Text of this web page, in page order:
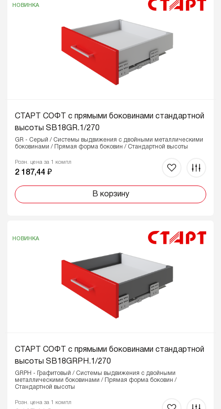
Системы выдвижения СТАРТ успешно прошли
Испытательном центре BOYARD ДНК
. Они имеют
подтверждённые технические характеристики и репутацию
надёжных комфортных систем среди мебельных
производителей.
В комплект СТАРТ входят:
держатели фасада
держатели задней стенки
заглушки с логотипом BOYARD
необходимый крепеж
СТАРТ – масштабная платформа для «наших»
мебельных производителей!
НОВИНКА
СТАРТ СОФТ с прямыми боковинами стандартной
высоты SB18GR.1/270
GR - Серый / Системы выдвижения с двойными металлическими
боковинами / Прямая форма боковин / Стандартной высоты
Розн. цена за 1 компл
2 187,44 ₽
В корзину
НОВИНКА
СТАРТ СОФТ с прямыми боковинами стандартной
высоты SB18GRPH.1/270
GRPH - Графитовый / Системы выдвижения с двойными
металлическими боковинами / Прямая форма боковин /
Стандартной высоты
Розн. цена за 1 компл